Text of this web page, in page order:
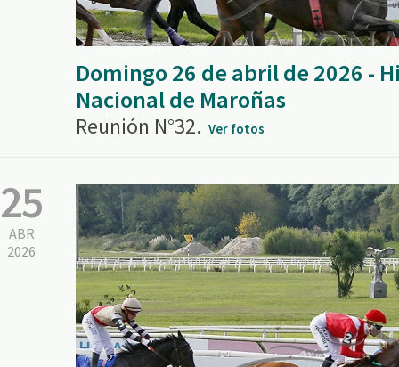
Domingo 26 de abril de 2026 -
Nacional de Maroñas
Reunión N°32. Ver fotos
25
ABR
2026